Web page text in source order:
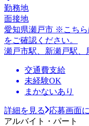
勤務地
面接地
愛知県瀬戸市 ※こちら
をご確認ください。
瀬戸市駅、新瀬戸駅、
交通費支給
未経験OK
まかないあり
詳細を見る
応募画面
アルバイト・パート